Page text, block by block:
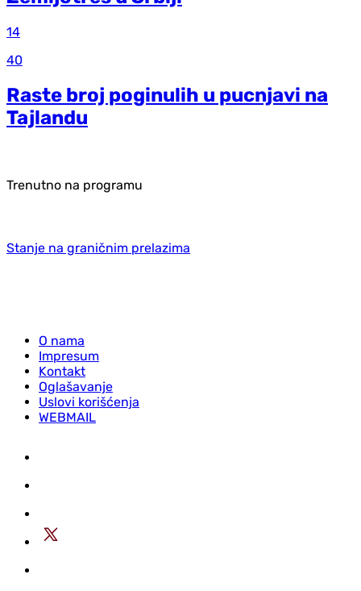
14
40
Raste broj poginulih u pucnjavi na
Tajlandu
Trenutno na programu
Stanje na graničnim prelazima
O nama
Impresum
Kontakt
Oglašavanje
Uslovi korišćenja
WEBMAIL